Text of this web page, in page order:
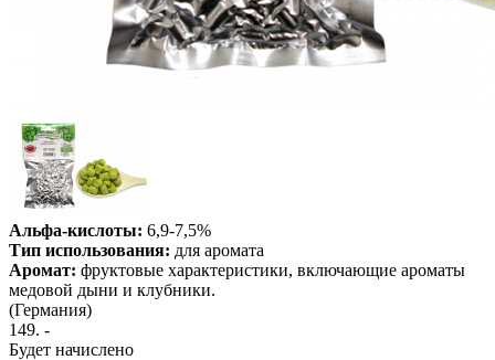
Альфа-кислоты: 6,9-7,5%
Тип использования: для аромата
Аромат: фруктовые характеристики, включающие ароматы
медовой дыни и клубники.
(Германия)
149. -
Будет начислено